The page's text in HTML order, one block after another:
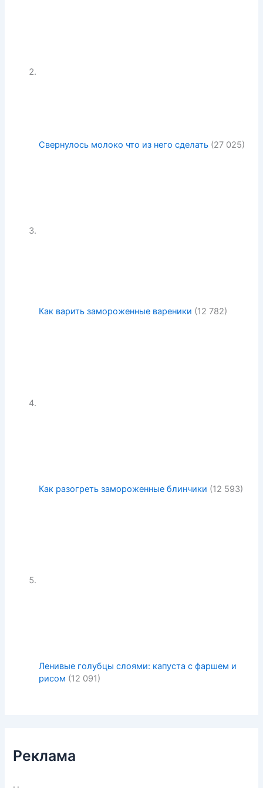
Свернулось молоко что из него сделать (27 025)
Как варить замороженные вареники (12 782)
Как разогреть замороженные блинчики (12 593)
Ленивые голубцы слоями: капуста с фаршем и
рисом (12 091)
Реклама